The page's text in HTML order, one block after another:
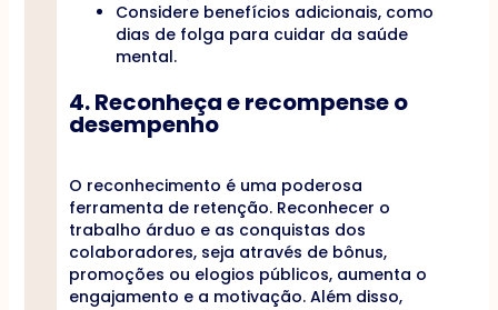
Considere benefícios adicionais, como
dias de folga para cuidar da saúde
mental.
4. Reconheça e recompense o
desempenho
O reconhecimento é uma poderosa
ferramenta de retenção. Reconhecer o
trabalho árduo e as conquistas dos
colaboradores, seja através de bônus,
promoções ou elogios públicos, aumenta o
engajamento e a motivação. Além disso,